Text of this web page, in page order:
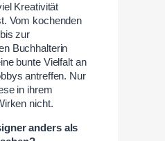
Kreativität
Vom kochenden
zur
Buchhalterin
bunte Vielfalt an
antreffen. Nur
in ihrem
nicht.
anders als